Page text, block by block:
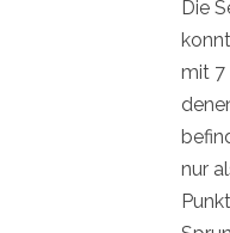
Die
mit 7
nur